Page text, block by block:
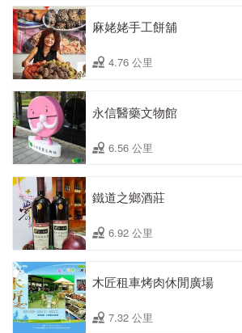
麻姥姥手工餅舖
4.76 公里
永信醫藥文物館
6.56 公里
鐵道之鄉酒莊
6.92 公里
木匠租車烤肉休閒廣場
7.32 公里